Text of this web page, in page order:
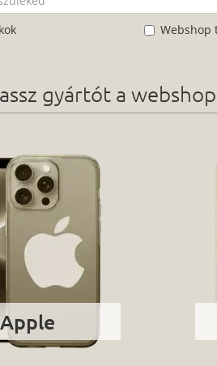
Webshop
gyártót a
Apple